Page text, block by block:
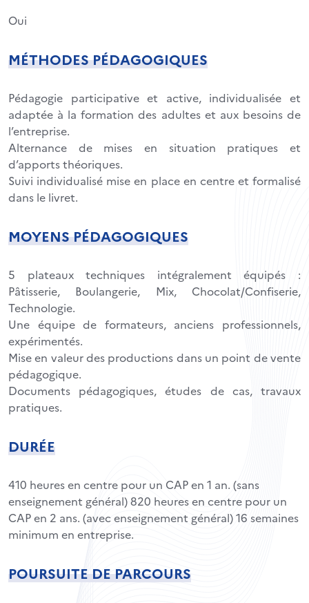
Oui
MÉTHODES PÉDAGOGIQUES
Pédagogie participative et active, individualisée et
adaptée à la formation des adultes et aux besoins de
l’entreprise.
Alternance de mises en situation pratiques et
d’apports théoriques.
Suivi individualisé mise en place en centre et formalisé
dans le livret.
MOYENS PÉDAGOGIQUES
5 plateaux techniques intégralement équipés :
Pâtisserie, Boulangerie, Mix, Chocolat/Confiserie,
Technologie.
Une équipe de formateurs, anciens professionnels,
expérimentés.
Mise en valeur des productions dans un point de vente
pédagogique.
Documents pédagogiques, études de cas, travaux
pratiques.
DURÉE
410 heures en centre pour un CAP en 1 an. (sans
enseignement général) 820 heures en centre pour un
CAP en 2 ans. (avec enseignement général) 16 semaines
minimum en entreprise.
POURSUITE DE PARCOURS